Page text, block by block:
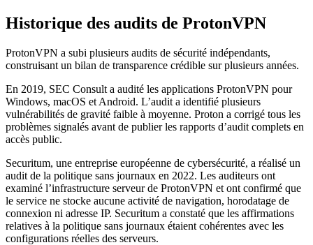
Historique des audits de ProtonVPN
ProtonVPN a subi plusieurs audits de sécurité indépendants,
construisant un bilan de transparence crédible sur plusieurs années.
En 2019, SEC Consult a audité les applications ProtonVPN pour
Windows, macOS et Android. L’audit a identifié plusieurs
vulnérabilités de gravité faible à moyenne. Proton a corrigé tous les
problèmes signalés avant de publier les rapports d’audit complets en
accès public.
Securitum, une entreprise européenne de cybersécurité, a réalisé un
audit de la politique sans journaux en 2022. Les auditeurs ont
examiné l’infrastructure serveur de ProtonVPN et ont confirmé que
le service ne stocke aucune activité de navigation, horodatage de
connexion ni adresse IP. Securitum a constaté que les affirmations
relatives à la politique sans journaux étaient cohérentes avec les
configurations réelles des serveurs.